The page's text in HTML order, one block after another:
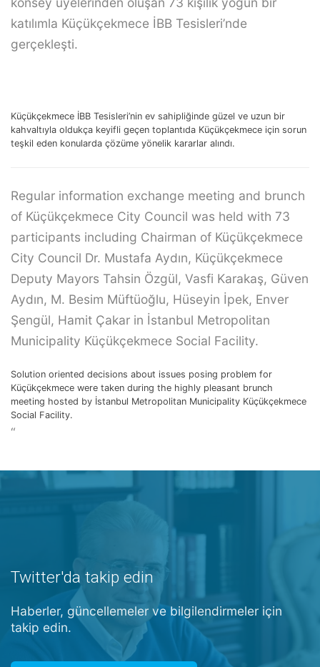
katılımla Küçükçekmece İBB Tesisleri’nde
gerçekleşti.
Küçükçekmece İBB Tesisleri’nin ev sahipliğinde güzel ve uzun bir
kahvaltıyla oldukça keyifli geçen toplantıda Küçükçekmece için sorun
teşkil eden konularda çözüme yönelik kararlar alındı.
Regular information exchange meeting and brunch
of Küçükçekmece City Council was held with 73
participants including Chairman of Küçükçekmece
City Council Dr. Mustafa Aydın, Küçükçekmece
Deputy Mayors Tahsin Özgül, Vasfi Karakaş, Güven
Aydın, M. Besim Müftüoğlu, Hüseyin İpek, Enver
Şengül, Hamit Çakar in İstanbul Metropolitan
Municipality Küçükçekmece Social Facility.
Solution oriented decisions about issues posing problem for
Küçükçekmece were taken during the highly pleasant brunch
meeting hosted by İstanbul Metropolitan Municipality Küçükçekmece
Social Facility.
“
Twitter'da takip edin
Haberler, güncellemeler ve bilgilendirmeler için
takip edin.